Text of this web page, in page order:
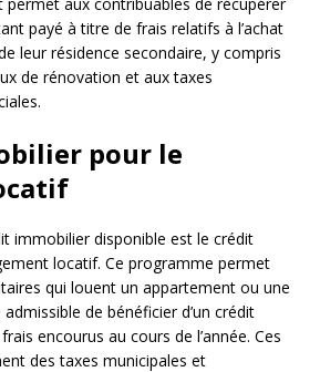
payé à titre de frais relatifs à l’achat
leur résidence secondaire, y compris
de rénovation et aux taxes
pour le
immobilier disponible est le crédit
locatif. Ce programme permet
qui louent un appartement ou une
de bénéficier d’un crédit
encourus au cours de l’année. Ces
des taxes municipales et